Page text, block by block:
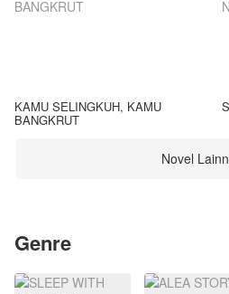
KAMU SELINGKUH, KAMU
BANGKRUT
Novel
Genre